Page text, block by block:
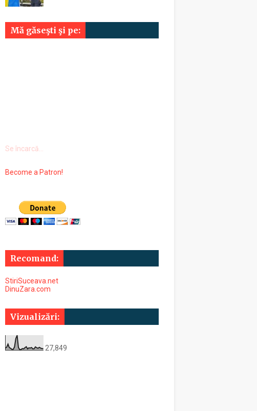
Mă găseşti şi pe:
Se încarcă...
Become a Patron!
Recomand:
StiriSuceava.net
DinuZara.com
Vizualizări:
27,849